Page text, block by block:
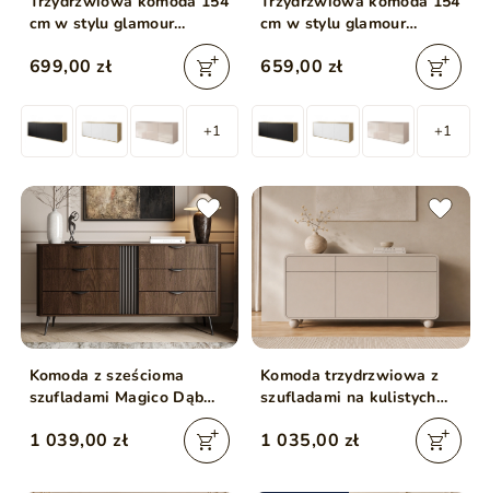
cm w stylu glamour
wisząca Vivance biały
połysk
699,00 zł
+1
cm w stylu glamour
wisząca Vivance kaszmir
połysk
659,00 zł
+1
Komoda z sześcioma
szufladami Magico Dąb
1 039,00 zł
Komoda trzydrzwiowa z
szufladami na kulistych
nóżkach Soffio Kaszmir
1 035,00 zł